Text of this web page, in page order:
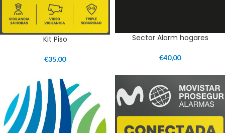
Kit Piso
€35,00
Sector Alarm hogares
€40,00